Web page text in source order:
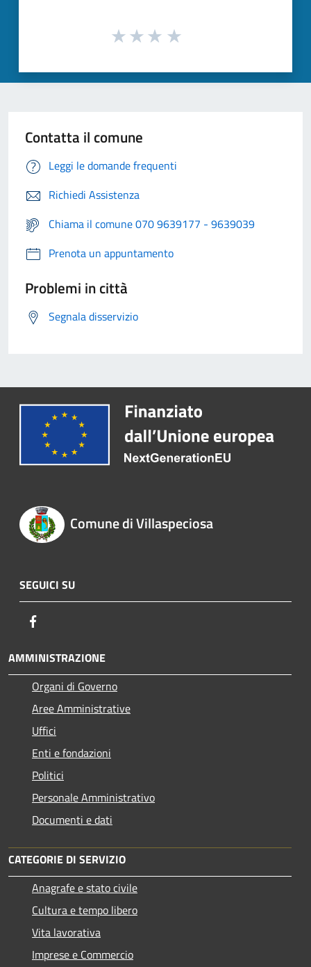
Contatta il comune
Leggi le domande frequenti
Richiedi Assistenza
Chiama il comune 070 9639177 - 9639039
Prenota un appuntamento
Problemi in città
Segnala disservizio
Comune di Villaspeciosa
SEGUICI SU
AMMINISTRAZIONE
Organi di Governo
Aree Amministrative
Uffici
Enti e fondazioni
Politici
Personale Amministrativo
Documenti e dati
CATEGORIE DI SERVIZIO
Anagrafe e stato civile
Cultura e tempo libero
Vita lavorativa
Imprese e Commercio